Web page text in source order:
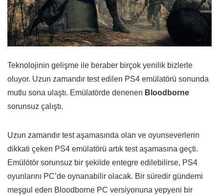
Teknolojinin gelişme ile beraber birçok yenilik bizlerle
oluyor. Uzun zamandır test edilen PS4 emülatörü sonunda
mutlu sona ulaştı. Emülatörde denenen Bloodborne
sorunsuz çalıştı.
Uzun zamandır test aşamasında olan ve oyunseverlerin
dikkati çeken PS4 emülatörü artık test aşamasına geçti.
Emülötör sorunsuz bir şekilde entegre edilebilirse, PS4
oyunlarını PC’de oynanabilir olacak. Bir süredir gündemi
meşgul eden Bloodborne PC versiyonuna yepyeni bir